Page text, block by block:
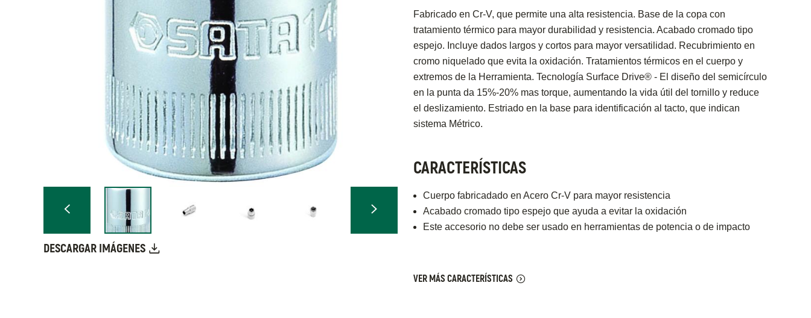
DESCARGAR IMÁGENES
Fabricado en Cr-V, que permite una alta resistencia. Base de la copa con
tratamiento térmico para mayor durabilidad y resistencia. Acabado cromado tipo
espejo. Incluye dados largos y cortos para mayor versatilidad. Recubrimiento en
cromo niquelado que evita la oxidación. Tratamientos térmicos en el cuerpo y
extremos de la Herramienta. Tecnología Surface Drive® - El diseño del semicírculo
en la punta da 15%-20% mas torque, aumentando la vida útil del tornillo y reduce
el deslizamiento. Estriado en la base para identificación al tacto, que indican
sistema Métrico.
CARACTERÍSTICAS
Cuerpo fabricadado en Acero Cr-V para mayor resistencia
Acabado cromado tipo espejo que ayuda a evitar la oxidación
Este accesorio no debe ser usado en herramientas de potencia o de impacto
VER MÁS CARACTERÍSTICAS